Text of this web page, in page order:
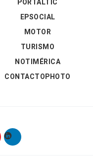
PORTALTIC
EPSOCIAL
MOTOR
TURISMO
NOTIMÉRICA
CONTACTOPHOTO